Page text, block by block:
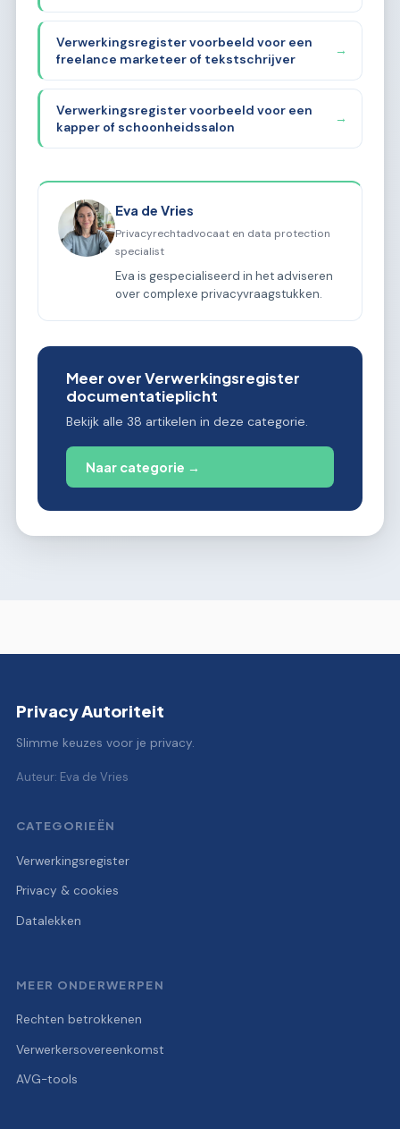
Verwerkingsregister voorbeeld voor een
freelance marketeer of tekstschrijver
→
Verwerkingsregister voorbeeld voor een
kapper of schoonheidssalon
→
Eva de Vries
Privacyrechtadvocaat en data protection
specialist
Eva is gespecialiseerd in het adviseren
over complexe privacyvraagstukken.
Meer over Verwerkingsregister
documentatieplicht
Bekijk alle 38 artikelen in deze categorie.
Naar categorie →
Privacy Autoriteit
Slimme keuzes voor je privacy.
Auteur: Eva de Vries
CATEGORIEËN
Verwerkingsregister
Privacy & cookies
Datalekken
MEER ONDERWERPEN
Rechten betrokkenen
Verwerkersovereenkomst
AVG-tools